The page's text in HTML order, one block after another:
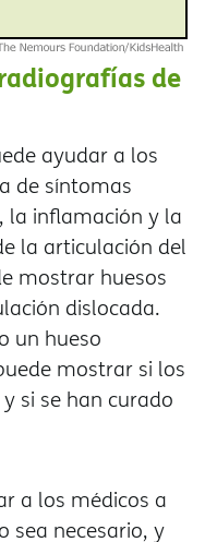
de
ayudar a los
de síntomas
la inflamación y la
la articulación del
mostrar huesos
dislocada.
un hueso
mostrar si los
si se han curado
a los médicos a
sea necesario, y